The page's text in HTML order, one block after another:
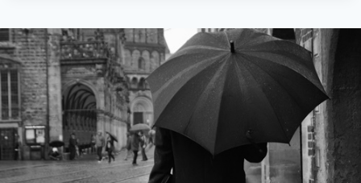
않
아
도
움
직
일
수
있
다: